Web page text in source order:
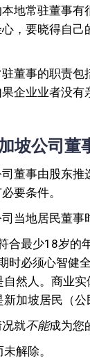
地常驻董事
，要晓得自
董事的职责
企业业者没有
坡公司董
董事由股东
要条件。
当地居民董事
合最少18岁的
时必须心智健全
然人。商业实
加坡居民（
就不能成为您
解除。